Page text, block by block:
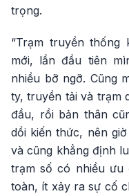
trọng.
“Trạm truyền
mới, lần đầu tiên
nhiều bỡ ngỡ. Cũng
ty, truyền tải và trạm
đầu, rồi bản thân
dồi kiến thức, nên
và cũng khẳng định
trạm số có nhiều ưu
toàn, ít xảy ra sự cố